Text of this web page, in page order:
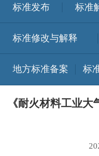
标准发布 标准
标准修改与解释
地方标准备案 标
《耐火材料工业